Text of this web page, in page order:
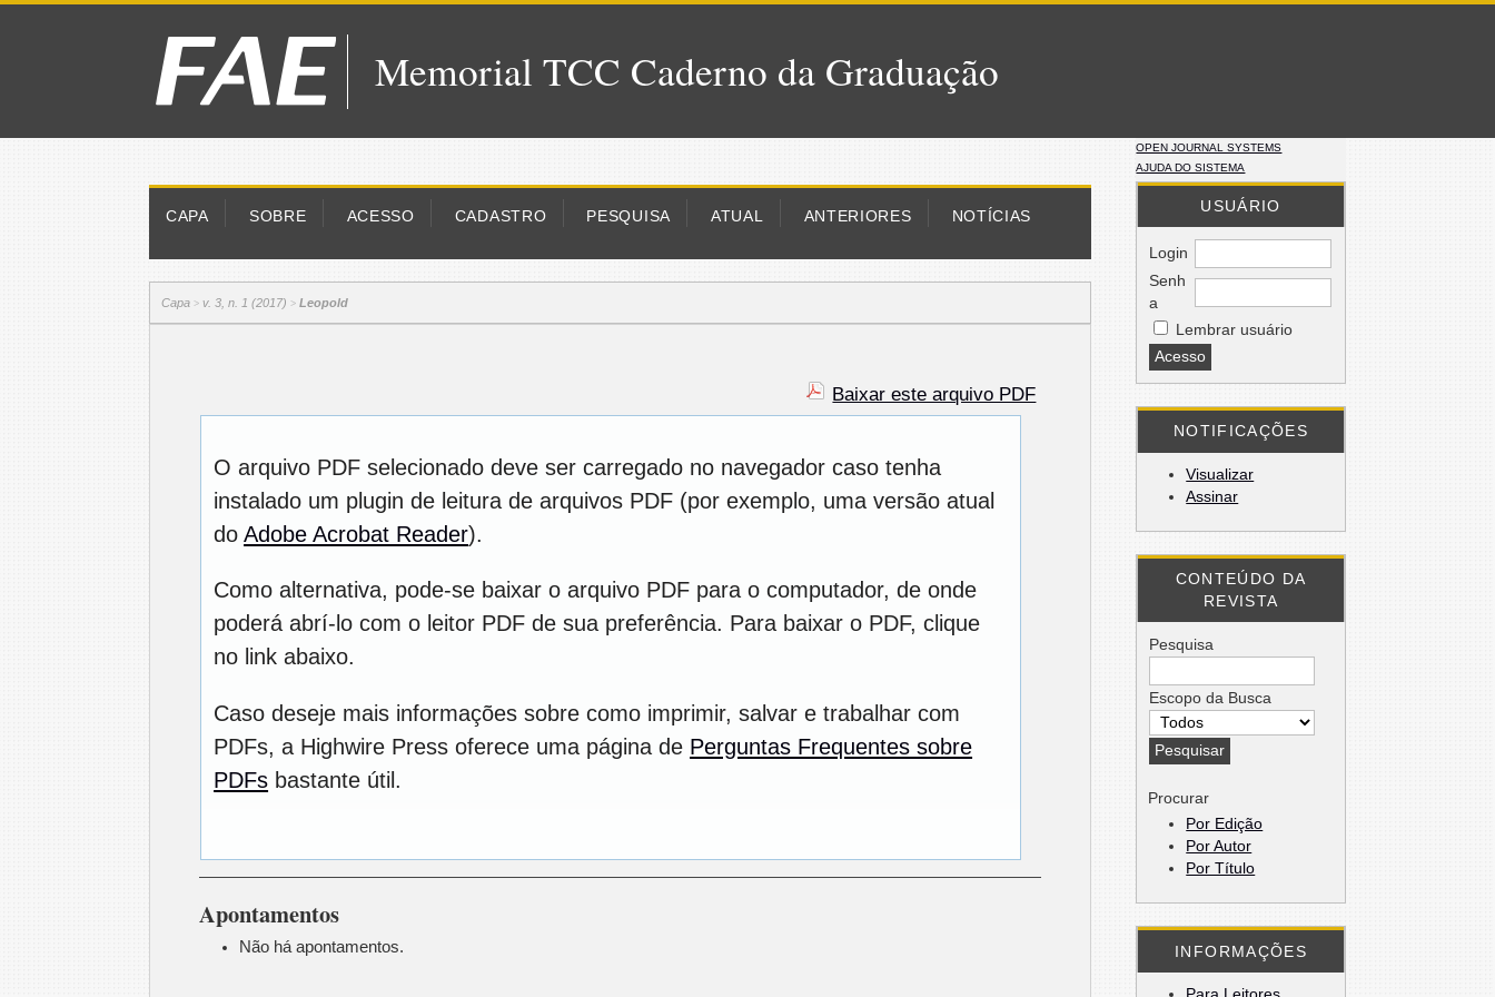
Memorial TCC Caderno da Graduação
OPEN JOURNAL SYSTEMS
AJUDA DO SISTEMA
USUÁRIO
Login
Senh
a
Lembrar usuário
NOTIFICAÇÕES
Visualizar
Assinar
CONTEÚDO DA
REVISTA
Pesquisa
Escopo da Busca
Procurar
Por Edição
Por Autor
Por Título
INFORMAÇÕES
CAPA SOBRE ACESSO CADASTRO PESQUISA ATUAL ANTERIORES NOTÍCIAS
Capa >v. 3, n. 1 (2017) >Leopold
Baixar este arquivo PDF
O arquivo PDF selecionado deve ser carregado no navegador caso tenha
instalado um plugin de leitura de arquivos PDF (por exemplo, uma versão atual
doAdobe Acrobat Reader).
Como alternativa, pode-se baixar o arquivo PDF para o computador, de onde
poderá abrí-lo com o leitor PDF de sua preferência. Para baixar o PDF, clique
no link abaixo.
Caso deseje mais informações sobre como imprimir, salvar e trabalhar com
PDFs, a Highwire Press oferece uma página de Perguntas Frequentes sobre
PDFs bastante útil.
Apontamentos
Não há apontamentos.